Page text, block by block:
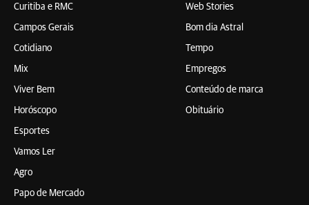
Curitiba e RMC
Campos Gerais
Cotidiano
Mix
Viver Bem
Horóscopo
Esportes
Vamos Ler
Agro
Papo de Mercado
Web Stories
Bom dia Astral
Tempo
Empregos
Conteúdo de marca
Obituário